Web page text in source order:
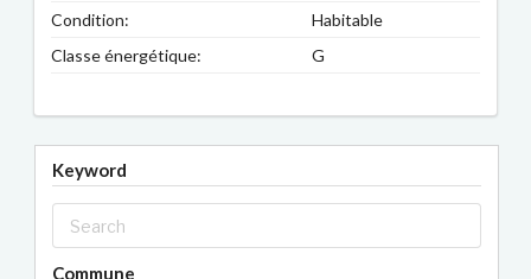
Condition:
Habitable
Classe énergétique:
G
Keyword
Commune